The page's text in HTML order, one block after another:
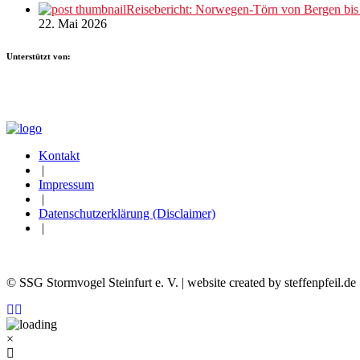
Reisebericht: Norwegen-Törn von Bergen
22. Mai 2026
Unterstützt von:
Kontakt
|
Impressum
|
Datenschutzerklärung (Disclaimer)
|
© SSG Stormvogel Steinfurt e. V. | website created by steffenpfeil.de
×